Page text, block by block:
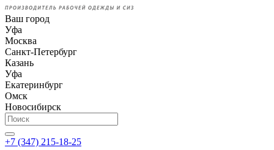
Ваш город
Уфа
Москва
Санкт-Петербург
Казань
Уфа
Екатеринбург
Омск
Новосибирск
+7 (347) 215-18-25